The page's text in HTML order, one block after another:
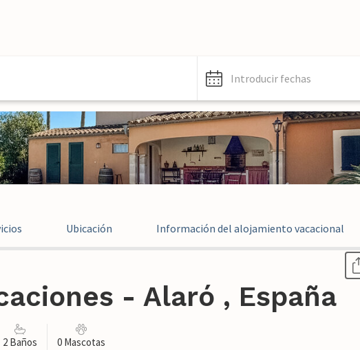
Introducir fechas
Ubicación Información del alojamiento vacacional
- Alaró , España
2 Baños 0 Mascotas